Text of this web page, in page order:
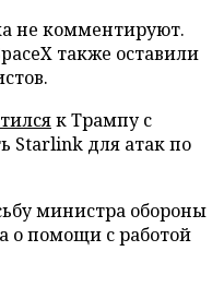
не комментируют.
также оставили
к Трампу с
Starlink для атак по
министра обороны
о помощи с работой